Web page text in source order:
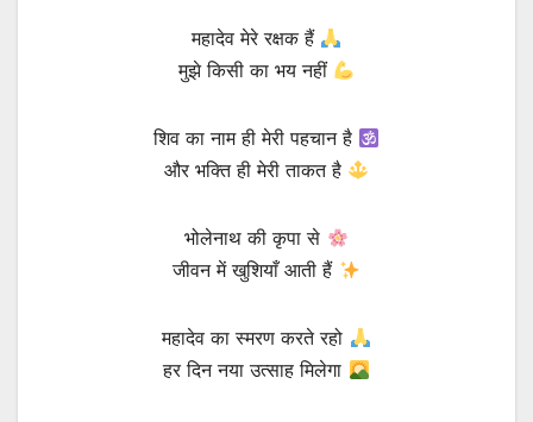
महादेव मेरे रक्षक हैं
मुझे किसी का भय नहीं
शिव का नाम ही मेरी पहचान है
और भक्ति ही मेरी ताकत है
भोलेनाथ की कृपा से
जीवन में खुशियाँ आती हैं
महादेव का स्मरण करते रहो
हर दिन नया उत्साह मिलेगा